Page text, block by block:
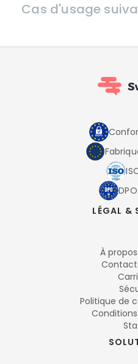
Cas d'usage
LÉGAL &
À
Politique de